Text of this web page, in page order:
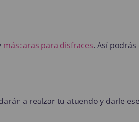
máscaras para disfraces. Así
a realzar tu atuendo y darle